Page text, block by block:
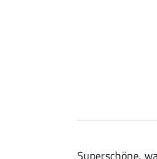
Superschöne,